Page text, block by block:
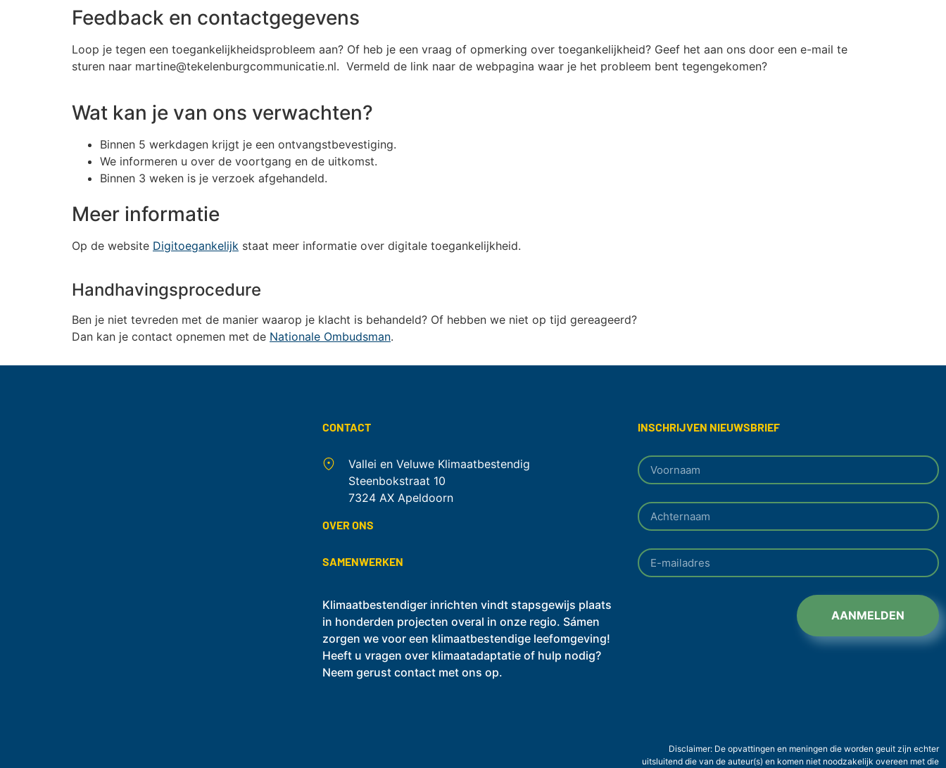
Feedback en contactgegevens
Loop je tegen een toegankelijkheidsprobleem aan? Of heb je een vraag of opmerking over toegankelijkheid? Geef het aan ons door een e-mail te
sturen naar martine@tekelenburgcommunicatie.nl. Vermeld de link naar de webpagina waar je het probleem bent tegengekomen?
Wat kan je van ons verwachten?
Binnen 5 werkdagen krijgt je een ontvangstbevestiging.
We informeren u over de voortgang en de uitkomst.
Binnen 3 weken is je verzoek afgehandeld.
Meer informatie
Op de website Digitoegankelijk staat meer informatie over digitale toegankelijkheid.
Handhavingsprocedure
Ben je niet tevreden met de manier waarop je klacht is behandeld? Of hebben we niet op tijd gereageerd?
Dan kan je contact opnemen met de Nationale Ombudsman.
CONTACT
Vallei en Veluwe Klimaatbestendig
Steenbokstraat 10
7324 AX Apeldoorn
OVER ONS
SAMENWERKEN
Klimaatbestendiger inrichten vindt stapsgewijs plaats
in honderden projecten overal in onze regio. Sámen
zorgen we voor een klimaatbestendige leefomgeving!
Heeft u vragen over klimaatadaptatie of hulp nodig?
Neem gerust contact met ons op.
INSCHRIJVEN NIEUWSBRIEF
AANMELDEN
Disclaimer: De opvattingen en meningen die worden geuit zijn echter
uitsluitend die van de auteur(s) en komen niet noodzakelijk overeen met die